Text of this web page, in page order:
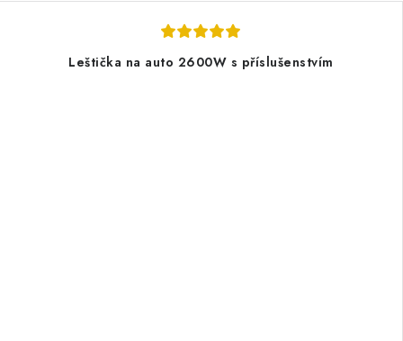
Leštička na auto 2600W s příslušenstvím